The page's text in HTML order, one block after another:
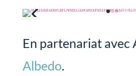
En partenariat avec
Albedo.